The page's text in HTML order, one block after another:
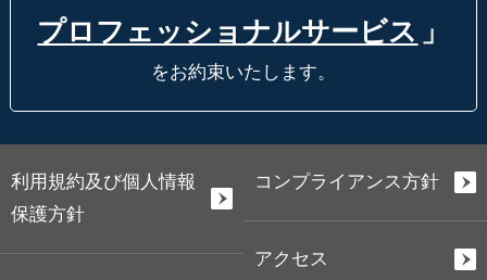
プロフェッショナルサービス 」
をお約束いたします。
利用規約及び個人情報
保護方針
コンプライアンス方針
アクセス